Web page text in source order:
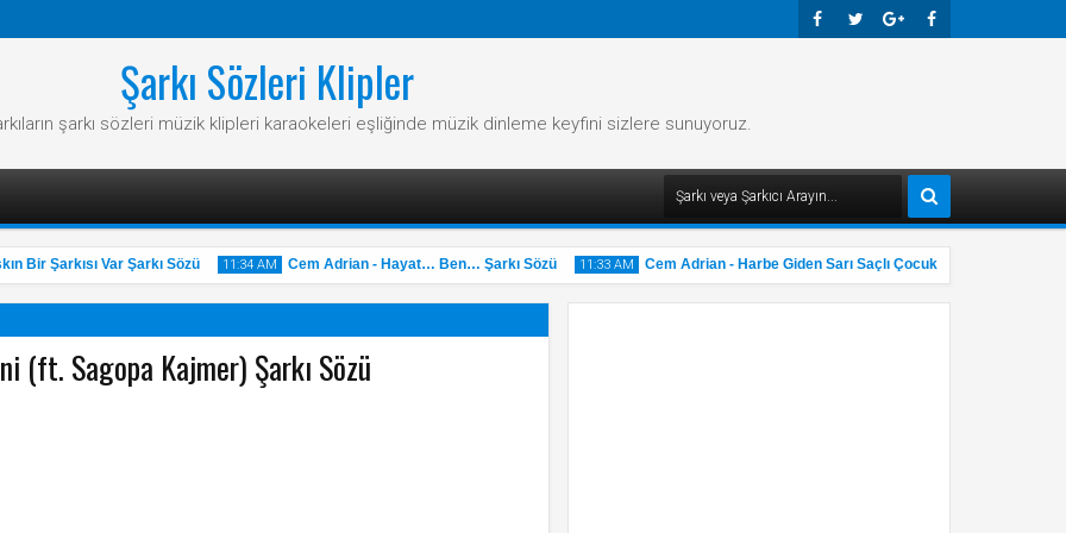
Şarkı Sözleri Klipler
şarkı sözleri müzik klipleri karaokeleri eşliğinde müzik dinleme keyfini sizlere sunuyoruz.
Şarkısı Var Şarkı Sözü 11:34 AM Cem Adrian - Hayat… Ben… Şarkı Sözü 11:33 AM Cem Adrian - Harbe Giden Sarı Saçlı Çocuk Şarkı Sözü
(ft. Sagopa Kajmer) Şarkı Sözü